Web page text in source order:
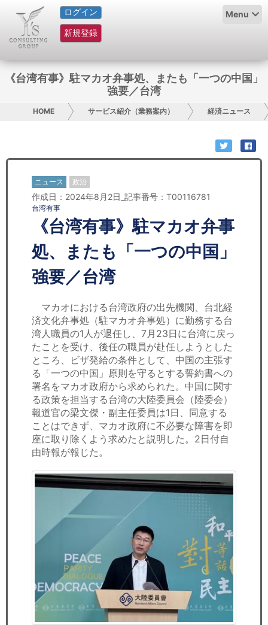
ログイン
新規登録
Menu
HOME
サービス紹介
コラム
お問い合わせ
日本人にPR
コンサルティング
リサーチ
セミナー
労務顧問
ＩＴ
飲食店情報
《台湾有事》駐マカオ弁事処、またも「一つの中国」
強要／台湾
HOME サービス紹介（業務案内） 経済ニュース
ニュース 政治
作成日：2024年8月2日_記事番号：T00116781
台湾有事
《台湾有事》駐マカオ弁事
処、またも「一つの中国」
強要／台湾
マカオにおける台湾政府の出先機関、台北経
済文化弁事処（駐マカオ弁事処）に勤務する台
湾人職員の1人が退任し、7月23日に台湾に戻っ
たことを受け、後任の職員が赴任しようとした
ところ、ビザ発給の条件として、中国の主張す
る「一つの中国」原則を守るとする誓約書への
署名をマカオ政府から求められた。中国に関す
る政策を担当する台湾の大陸委員会（陸委会）
報道官の梁文傑・副主任委員は1日、同意する
ことはできず、マカオ政府に不必要な障害を即
座に取り除くよう求めたと説明した。2日付自
由時報が報じた。